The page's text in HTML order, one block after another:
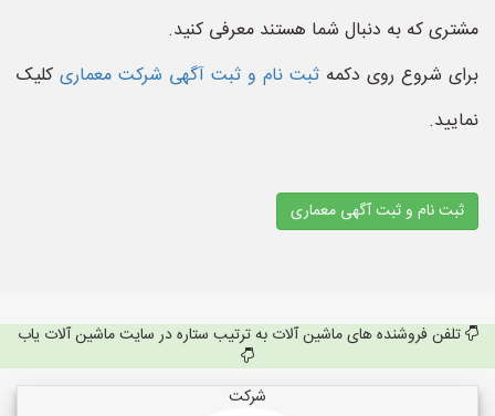
مشتری که به دنبال شما هستند معرفی کنید.
برای شروع روی دکمه ثبت نام و ثبت آگهی شرکت معماری کلیک
نمایید.
ثبت نام و ثبت آگهی معماری
تلفن فروشنده های ماشین آلات به ترتیب ستاره در سایت ماشین آلات یاب
شرکت